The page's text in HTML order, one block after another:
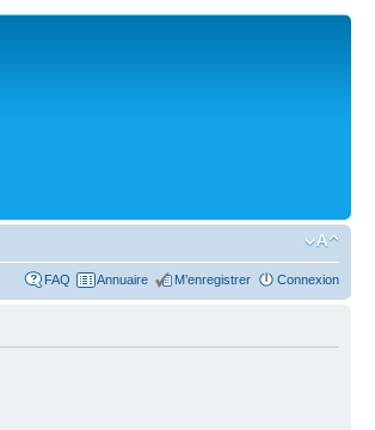
FAQ Annuaire M’enregistrer Connexion